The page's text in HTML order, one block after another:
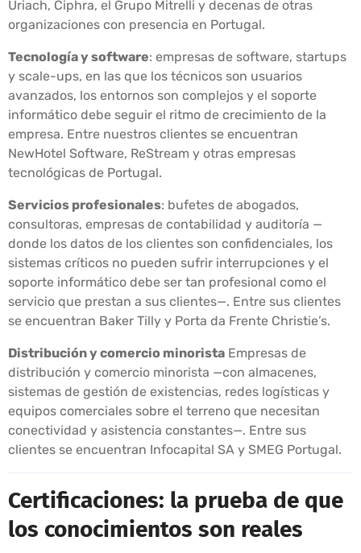
Uriach, Ciphra, el Grupo Mitrelli y decenas de otras
organizaciones con presencia en Portugal.
Tecnología y software: empresas de software, startups
y scale-ups, en las que los técnicos son usuarios
avanzados, los entornos son complejos y el soporte
informático debe seguir el ritmo de crecimiento de la
empresa. Entre nuestros clientes se encuentran
NewHotel Software, ReStream y otras empresas
tecnológicas de Portugal.
Servicios profesionales: bufetes de abogados,
consultoras, empresas de contabilidad y auditoría —
donde los datos de los clientes son confidenciales, los
sistemas críticos no pueden sufrir interrupciones y el
soporte informático debe ser tan profesional como el
servicio que prestan a sus clientes—. Entre sus clientes
se encuentran Baker Tilly y Porta da Frente Christie’s.
Distribución y comercio minorista Empresas de
distribución y comercio minorista —con almacenes,
sistemas de gestión de existencias, redes logísticas y
equipos comerciales sobre el terreno que necesitan
conectividad y asistencia constantes—. Entre sus
clientes se encuentran Infocapital SA y SMEG Portugal.
Certificaciones: la prueba de que
los conocimientos son reales